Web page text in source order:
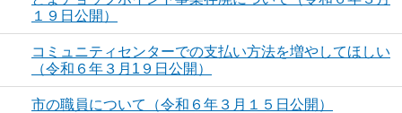
１９日公開）
コミュニティセンターでの支払い方法を増やしてほしい
（令和６年３月1９日公開）
市の職員について（令和６年３月１５日公開）